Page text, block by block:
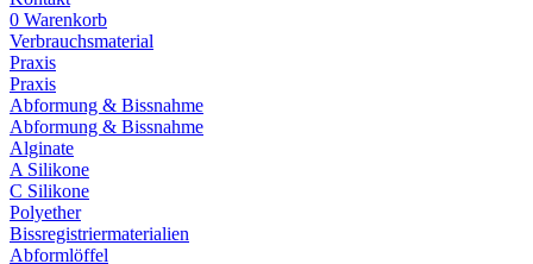
0 Warenkorb
Verbrauchsmaterial
Praxis
Praxis
Abformung & Bissnahme
Abformung & Bissnahme
Alginate
A Silikone
C Silikone
Polyether
Bissregistriermaterialien
Abformlöffel